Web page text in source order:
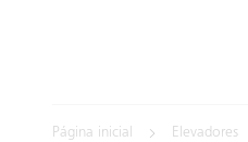
Página inicial Elevadores